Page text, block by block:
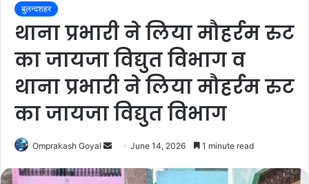
बुलन्दशहर
थाना प्रभारी ने लिया मौहर्रम रुट
का जायजा विद्युत विभाग व
थाना प्रभारी ने लिया मौहर्रम रुट
का जायजा विद्युत विभाग
Omprakash Goyal
Send
email
June 14, 2026 1 minute read